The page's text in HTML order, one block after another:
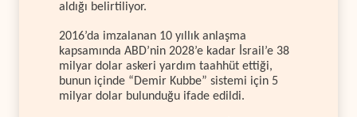
aldığı belirtiliyor.
2016’da imzalanan 10 yıllık anlaşma
kapsamında ABD’nin 2028’e kadar İsrail’e 38
milyar dolar askeri yardım taahhüt ettiği,
bunun içinde “Demir Kubbe” sistemi için 5
milyar dolar bulunduğu ifade edildi.